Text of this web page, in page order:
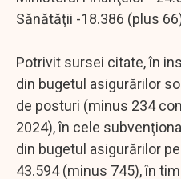
Sănătăţii -18.386 (plus
Potrivit sursei citate, în
din bugetul asigurărilor
de posturi (minus 234
2024), în cele
din bugetul asigurărilor
43.594 (minus 745), în